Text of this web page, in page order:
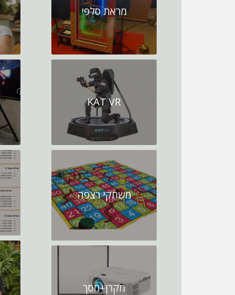
מראת סלפי
KAT VR
משחקי רצפה
מקרן+מסך